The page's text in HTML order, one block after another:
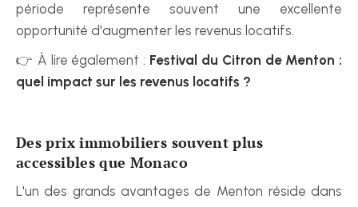
période représente souvent une excellente
opportunité d'augmenter les revenus locatifs.
👉 À lire également : Festival du Citron de Menton :
quel impact sur les revenus locatifs ?
Des prix immobiliers souvent plus
accessibles que Monaco
L'un des grands avantages de Menton réside dans